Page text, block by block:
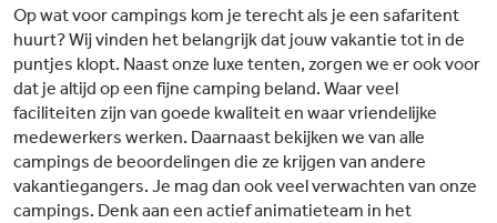
Op wat voor campings kom je terecht als je een safaritent
huurt? Wij vinden het belangrijk dat jouw vakantie tot in de
puntjes klopt. Naast onze luxe tenten, zorgen we er ook voor
dat je altijd op een fijne camping beland. Waar veel
faciliteiten zijn van goede kwaliteit en waar vriendelijke
medewerkers werken. Daarnaast bekijken we van alle
campings de beoordelingen die ze krijgen van andere
vakantiegangers. Je mag dan ook veel verwachten van onze
campings. Denk aan een actief animatieteam in het